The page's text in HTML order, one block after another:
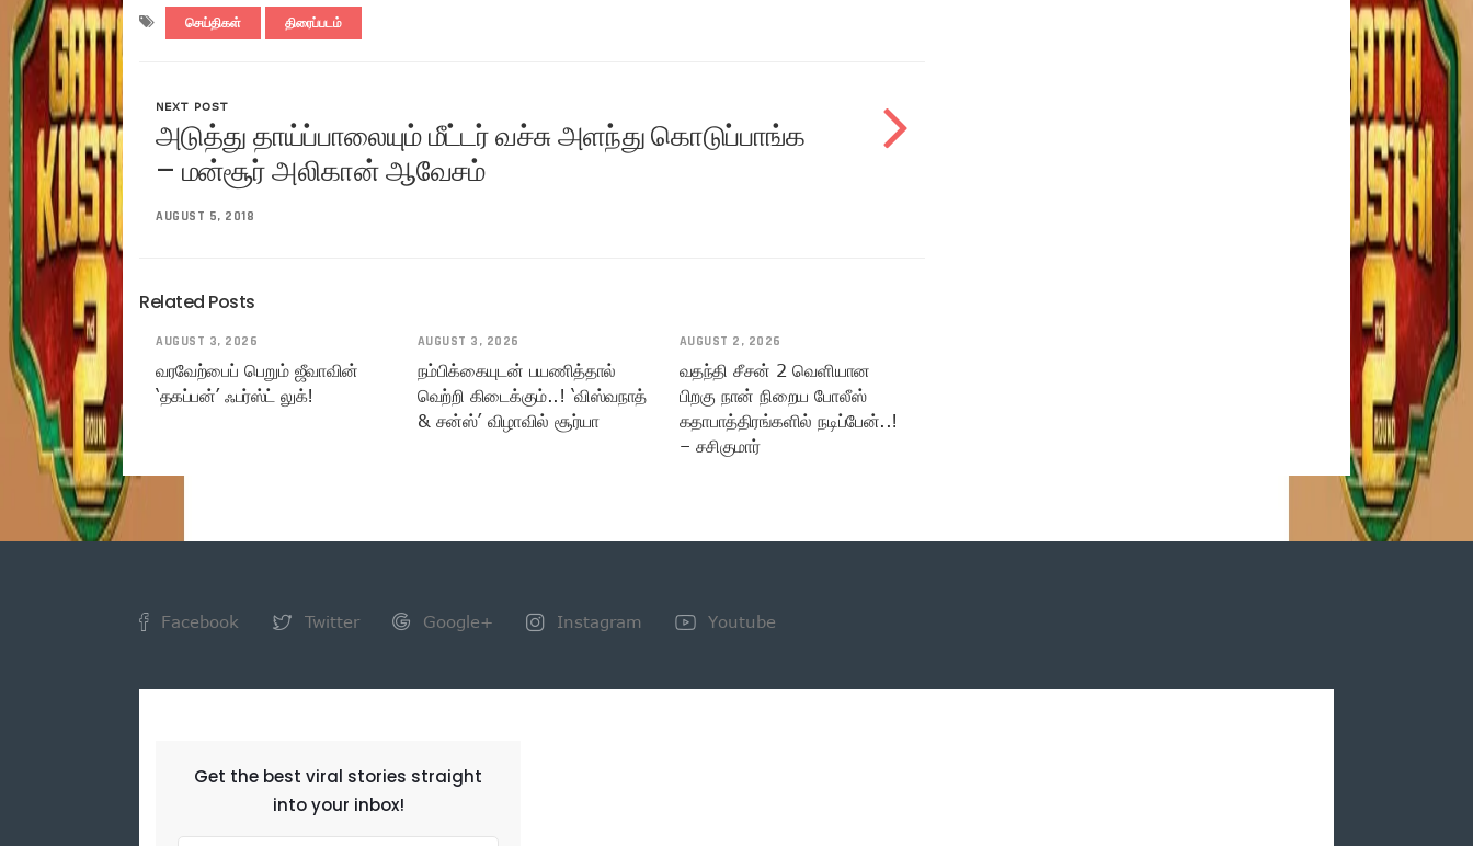
செய்திகள் திரைப்படம்
NEXT POST
அடுத்து தாய்ப்பாலையும் மீட்டர் வச்சு அளந்து கொடுப்பாங்க
– மன்சூர் அலிகான் ஆவேசம்
AUGUST 5, 2018
Related Posts
AUGUST 3, 2026
வரவேற்பைப் பெறும் ஜீவாவின்
‘தகப்பன்’ ஃபர்ஸ்ட் லுக்!
AUGUST 3, 2026
நம்பிக்கையுடன் பயணித்தால்
வெற்றி கிடைக்கும்..! ‘விஸ்வநாத்
& சன்ஸ்’ விழாவில் சூர்யா
AUGUST 2, 2026
வதந்தி சீசன் 2 வெளியான
பிறகு நான் நிறைய போலீஸ்
கதாபாத்திரங்களில் நடிப்பேன்..!
– சசிகுமார்
Facebook Twitter Google+ Instagram Youtube
Get the best viral stories straight
into your inbox!